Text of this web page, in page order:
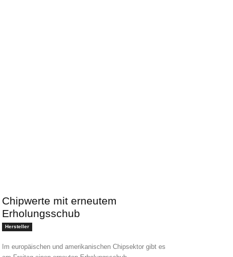
Chipwerte mit erneutem
Erholungsschub
Hersteller
Im europäischen und amerikanischen Chipsektor gibt es